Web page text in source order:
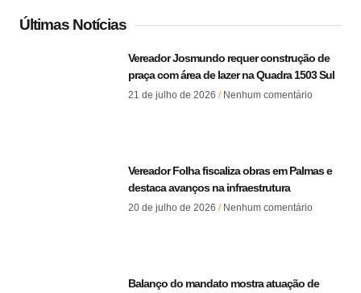
Últimas Notícias
Vereador Josmundo requer construção de
praça com área de lazer na Quadra 1503 Sul
21 de julho de 2026 Nenhum comentário
Vereador Folha fiscaliza obras em Palmas e
destaca avanços na infraestrutura
20 de julho de 2026 Nenhum comentário
Balanço do mandato mostra atuação de